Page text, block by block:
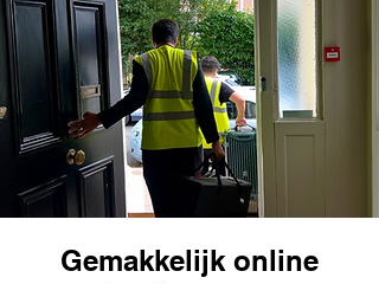
Gemakkelijk online